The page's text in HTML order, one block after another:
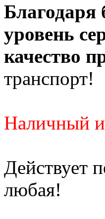
Благодаря
уровень
качество
транспорт!
Наличный и
Действует
любая!